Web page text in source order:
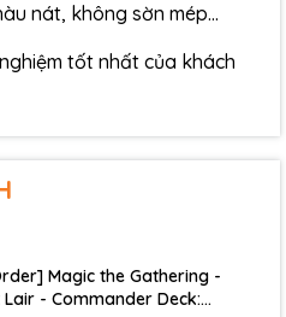
nát, không sờn mép…
tốt nhất của khách
Magic the Gathering -
Lair - Commander Deck: